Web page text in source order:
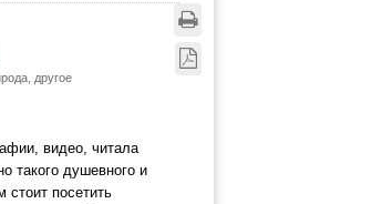
другое
видео, читала
такого душевного и
стоит посетить